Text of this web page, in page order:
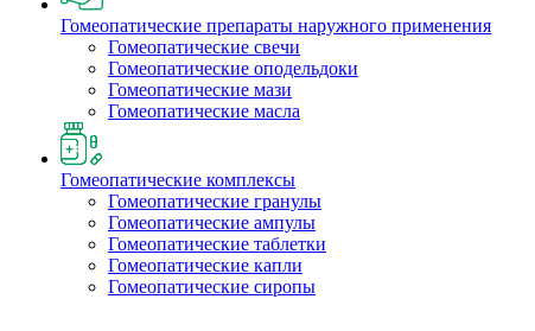
Гомеопатические препараты наружного применения
Гомеопатические свечи
Гомеопатические оподельдоки
Гомеопатические мази
Гомеопатические масла
Гомеопатические комплексы
Гомеопатические гранулы
Гомеопатические ампулы
Гомеопатические таблетки
Гомеопатические капли
Гомеопатические сиропы